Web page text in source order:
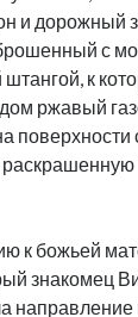
и дорожный
с
к
ржавый
поверхности
раскрашенную
к божьей
знакомец
направление